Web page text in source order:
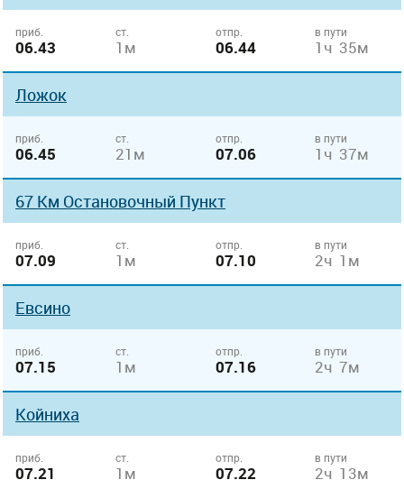
приб.
06.43
ст.
1м
отпр.
06.44
в пути
1ч 35м
Ложок
приб.
06.45
ст.
21м
отпр.
07.06
в пути
1ч 37м
67 Км Остановочный Пункт
приб.
07.09
ст.
1м
отпр.
07.10
в пути
2ч 1м
Евсино
приб.
07.15
ст.
1м
отпр.
07.16
в пути
2ч 7м
Койниха
приб.
07.21
ст.
1м
отпр.
07.22
в пути
2ч 13м